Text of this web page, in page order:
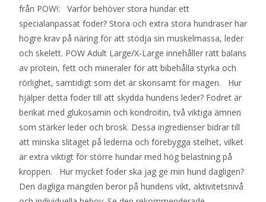
från POW!: Varför behöver stora hundar ett
specialanpassat foder? Stora och extra stora hundraser har
högre krav på näring för att stödja sin muskelmassa, leder
och skelett. POW Adult Large/X-Large innehåller rätt balans
av protein, fett och mineraler för att bibehålla styrka och
rörlighet, samtidigt som det är skonsamt för magen. Hur
hjälper detta foder till att skydda hundens leder? Fodret är
berikat med glukosamin och kondroitin, två viktiga ämnen
som stärker leder och brosk. Dessa ingredienser bidrar till
att minska slitaget på lederna och förebygga stelhet, vilket
är extra viktigt för större hundar med hög belastning på
kroppen. Hur mycket foder ska jag ge min hund dagligen?
Den dagliga mängden beror på hundens vikt, aktivitetsnivå